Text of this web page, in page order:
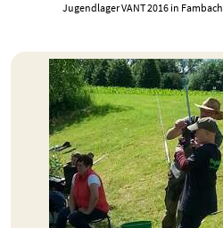
Jugendlager VANT 2016 in Fambach